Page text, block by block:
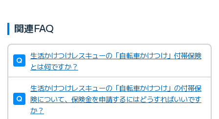
関連FAQ
生活かけつけレスキューの「自転車かけつけ」付帯保険
とは何ですか？
生活かけつけレスキューの「自転車かけつけ」の付帯保
険について、保険金を申請するにはどうすればいいです
か？